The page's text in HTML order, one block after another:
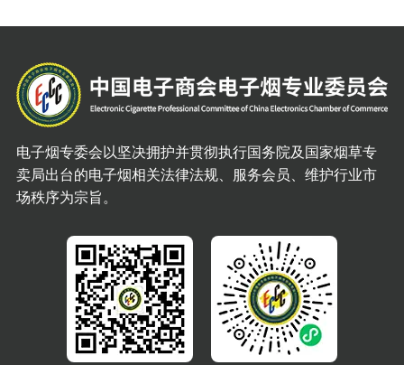
电子烟专委会以坚决拥护并贯彻执行国务院及国家烟草专
卖局出台的电子烟相关法律法规、服务会员、维护行业市
场秩序为宗旨。